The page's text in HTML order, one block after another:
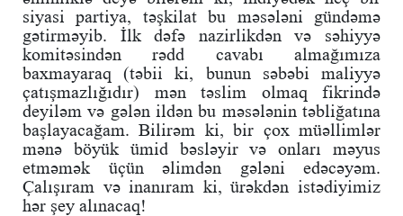
siyasi partiya, təşkilat bu məsələni gündəmə
gətirməyib. İlk dəfə nazirlikdən və səhiyyə
komitəsindən rədd cavabı almağımıza
baxmayaraq (təbii ki, bunun səbəbi maliyyə
çatışmazlığıdır) mən təslim olmaq fikrində
deyiləm və gələn ildən bu məsələnin təbliğatına
başlayacağam. Bilirəm ki, bir çox müəllimlər
mənə böyük ümid bəsləyir və onları məyus
etməmək üçün əlimdən gələni edəcəyəm.
Çalışıram və inanıram ki, ürəkdən istədiyimiz
hər şey alınacaq!